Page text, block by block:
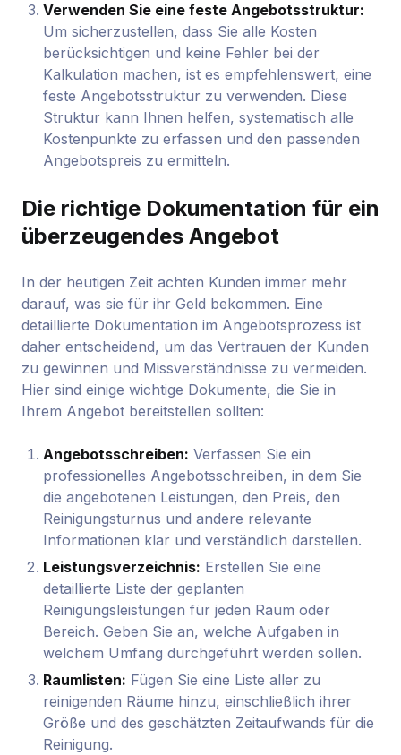
Verwenden Sie eine feste Angebotsstruktur:
Um sicherzustellen, dass Sie alle Kosten
berücksichtigen und keine Fehler bei der
Kalkulation machen, ist es empfehlenswert, eine
feste Angebotsstruktur zu verwenden. Diese
Struktur kann Ihnen helfen, systematisch alle
Kostenpunkte zu erfassen und den passenden
Angebotspreis zu ermitteln.
Die richtige Dokumentation für ein
überzeugendes Angebot
In der heutigen Zeit achten Kunden immer mehr
darauf, was sie für ihr Geld bekommen. Eine
detaillierte Dokumentation im Angebotsprozess ist
daher entscheidend, um das Vertrauen der Kunden
zu gewinnen und Missverständnisse zu vermeiden.
Hier sind einige wichtige Dokumente, die Sie in
Ihrem Angebot bereitstellen sollten:
Angebotsschreiben: Verfassen Sie ein
professionelles Angebotsschreiben, in dem Sie
die angebotenen Leistungen, den Preis, den
Reinigungsturnus und andere relevante
Informationen klar und verständlich darstellen.
Leistungsverzeichnis: Erstellen Sie eine
detaillierte Liste der geplanten
Reinigungsleistungen für jeden Raum oder
Bereich. Geben Sie an, welche Aufgaben in
welchem Umfang durchgeführt werden sollen.
Raumlisten: Fügen Sie eine Liste aller zu
reinigenden Räume hinzu, einschließlich ihrer
Größe und des geschätzten Zeitaufwands für die
Reinigung.